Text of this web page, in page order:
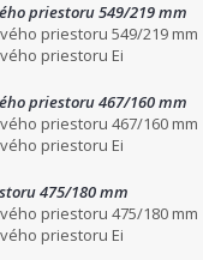
priestoru 549/219 mm
priestoru 549/219 mm
priestoru Ei
priestoru 467/160 mm
priestoru 467/160 mm
priestoru Ei
475/180 mm
priestoru 475/180 mm
priestoru Ei